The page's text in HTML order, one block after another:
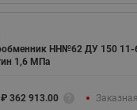
НН№62 ДУ 150 11-
1,6 МПа
₽ 362 913.00